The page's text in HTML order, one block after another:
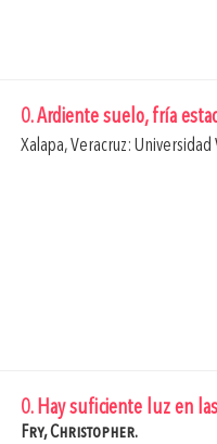
0. Ardiente suelo, fría
Xalapa, Veracruz: Universidad
0. Hay suficiente luz en
Fry, Christopher.